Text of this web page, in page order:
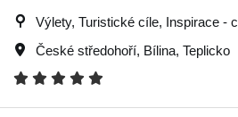
Výlety, Turistické cíle, Inspirace -
České středohoří, Bílina, Teplicko